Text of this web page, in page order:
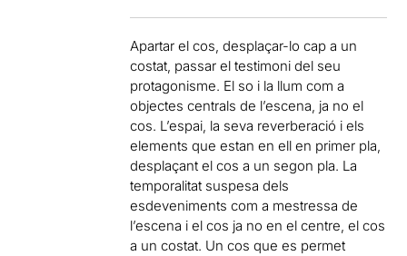
Apartar el cos, desplaçar-lo cap a un
costat, passar el testimoni del seu
protagonisme. El so i la llum com a
objectes centrals de l’escena, ja no el
cos. L’espai, la seva reverberació i els
elements que estan en ell en primer pla,
desplaçant el cos a un segon pla. La
temporalitat suspesa dels
esdeveniments com a mestressa de
l’escena i el cos ja no en el centre, el cos
a un costat. Un cos que es permet